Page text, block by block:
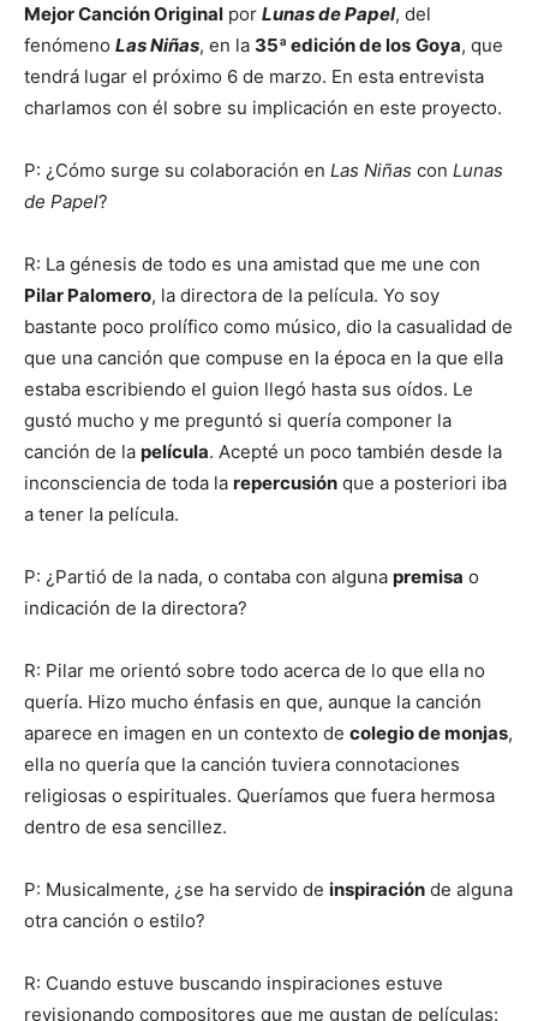
Mejor Canción Original por Lunas de Papel, del
fenómeno Las Niñas, en la 35ª edición de los Goya, que
tendrá lugar el próximo 6 de marzo. En esta entrevista
charlamos con él sobre su implicación en este proyecto.
P: ¿Cómo surge su colaboración en Las Niñas con Lunas
de Papel?
R: La génesis de todo es una amistad que me une con
Pilar Palomero, la directora de la película. Yo soy
bastante poco prolífico como músico, dio la casualidad de
que una canción que compuse en la época en la que ella
estaba escribiendo el guion llegó hasta sus oídos. Le
gustó mucho y me preguntó si quería componer la
canción de la película. Acepté un poco también desde la
inconsciencia de toda la repercusión que a posteriori iba
a tener la película.
P: ¿Partió de la nada, o contaba con alguna premisa o
indicación de la directora?
R: Pilar me orientó sobre todo acerca de lo que ella no
quería. Hizo mucho énfasis en que, aunque la canción
aparece en imagen en un contexto de colegio de monjas,
ella no quería que la canción tuviera connotaciones
religiosas o espirituales. Queríamos que fuera hermosa
dentro de esa sencillez.
P: Musicalmente, ¿se ha servido de inspiración de alguna
otra canción o estilo?
R: Cuando estuve buscando inspiraciones estuve
revisionando compositores que me gustan de películas: